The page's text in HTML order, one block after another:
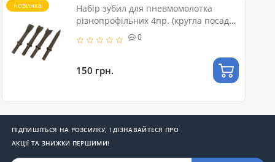
новинка
Набір зубил для пневмомолотка
різнопрофільних 4пр. (кругла посадка
ø10мм, L-125мм) ROCKFORCE RF-
RP7002-4
0
150 грн.
ПІДПИШІТЬСЯ НА РОЗСИЛКУ, І ДІЗНАВАЙТЕСЯ ПРО
АКЦІЇ ТА ЗНИЖКИ ПЕРШИМИ!